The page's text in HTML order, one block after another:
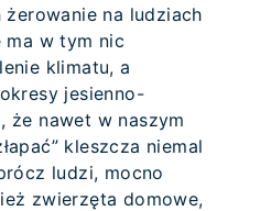
na ludziach
ma w tym nic
klimatu, a
jesienno-
że nawet w naszym
kleszcza niemal
ludzi, mocno
zwierzęta domowe,